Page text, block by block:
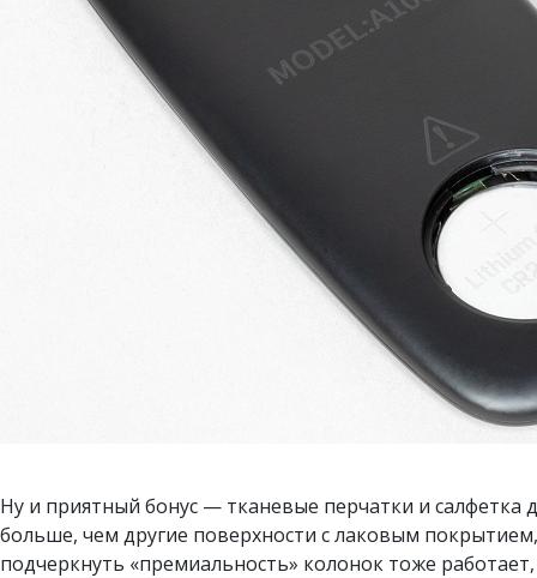
Ну и приятный бонус — тканевые перчатки и салфетка
больше, чем другие поверхности с лаковым
подчеркнуть «премиальность» колонок тоже